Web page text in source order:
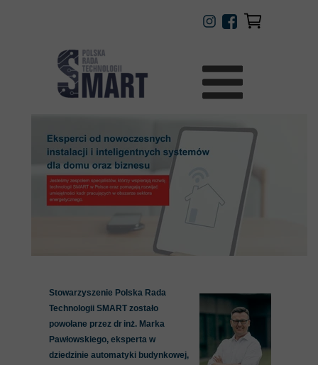
Stowarzyszenie Polska Rada
Technologii SMART zostało
powołane przez dr inż. Marka
Pawłowskiego, eksperta w
dziedzinie automatyki budynkowej,